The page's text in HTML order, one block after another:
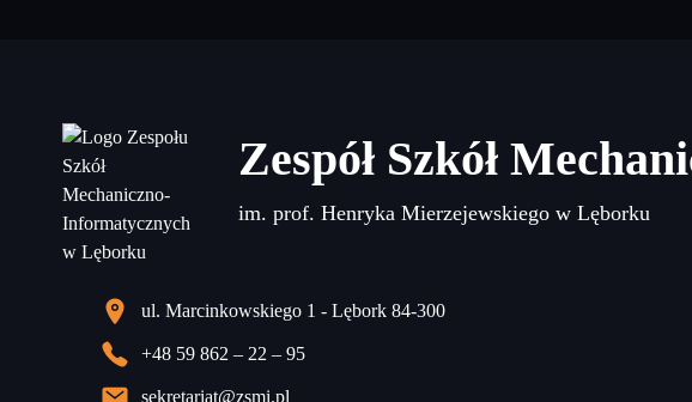
Zespół Szkół
im. prof. Henryka Mierzejewskiego w Lęborku
ul. Marcinkowskiego 1 - Lębork 84-300
+48 59 862 – 22 – 95
sekretariat@zsmi.pl